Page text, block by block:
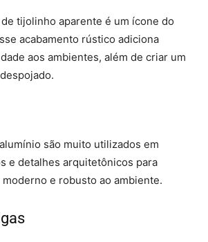
tijolinho aparente é um ícone do
acabamento rústico adiciona
aos ambientes, além de criar um
são muito utilizados em
e detalhes arquitetônicos para
e robusto ao ambiente.